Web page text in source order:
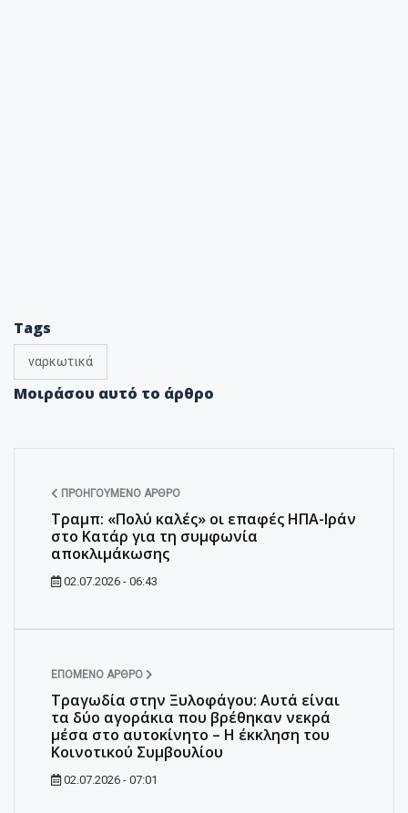
Tags
ναρκωτικά
Μοιράσου αυτό το άρθρο
ΠΡΟΗΓΟΎΜΕΝΟ ΆΡΘΡΟ
Τραμπ: «Πολύ καλές» οι επαφές ΗΠΑ-Ιράν
στο Κατάρ για τη συμφωνία
αποκλιμάκωσης
02.07.2026 - 06:43
ΕΠΌΜΕΝΟ ΆΡΘΡΟ
Τραγωδία στην Ξυλοφάγου: Αυτά είναι
τα δύο αγοράκια που βρέθηκαν νεκρά
μέσα στο αυτοκίνητο – Η έκκληση του
Κοινοτικού Συμβουλίου
02.07.2026 - 07:01